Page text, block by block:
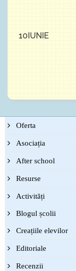
10IUNIE
Oferta
Asociația
After school
Resurse
Activități
Blogul școlii
Creațiile elevilor
Editoriale
Recenzii